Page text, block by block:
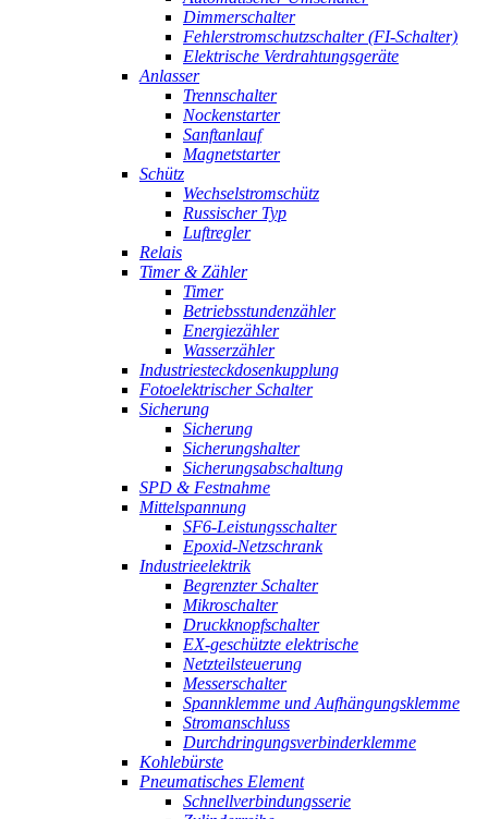
Dimmerschalter
Fehlerstromschutzschalter (FI-Schalter)
Elektrische Verdrahtungsgeräte
Anlasser
Trennschalter
Nockenstarter
Sanftanlauf
Magnetstarter
Schütz
Wechselstromschütz
Russischer Typ
Luftregler
Relais
Timer & Zähler
Timer
Betriebsstundenzähler
Energiezähler
Wasserzähler
Industriesteckdosenkupplung
Fotoelektrischer Schalter
Sicherung
Sicherung
Sicherungshalter
Sicherungsabschaltung
SPD & Festnahme
Mittelspannung
SF6-Leistungsschalter
Epoxid-Netzschrank
Industrieelektrik
Begrenzter Schalter
Mikroschalter
Druckknopfschalter
EX-geschützte elektrische
Netzteilsteuerung
Messerschalter
Spannklemme und Aufhängungsklemme
Stromanschluss
Durchdringungsverbinderklemme
Kohlebürste
Pneumatisches Element
Schnellverbindungsserie